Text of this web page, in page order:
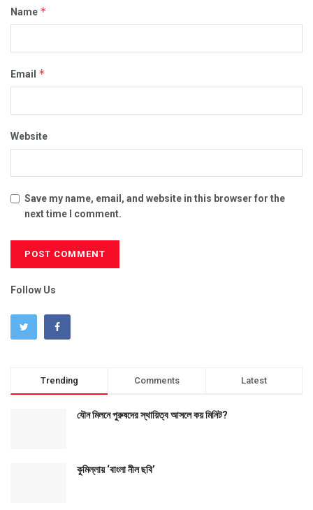
Name *
Email *
Website
Save my name, email, and website in this browser for the
next time I comment.
Follow Us
Trending Comments Latest
যৌন মিলনে পুরুষদের স্থায়িত্ব আসলে কয় মিনিট?
কুমিল্লায় ‘বাংলা নীল ছবি’